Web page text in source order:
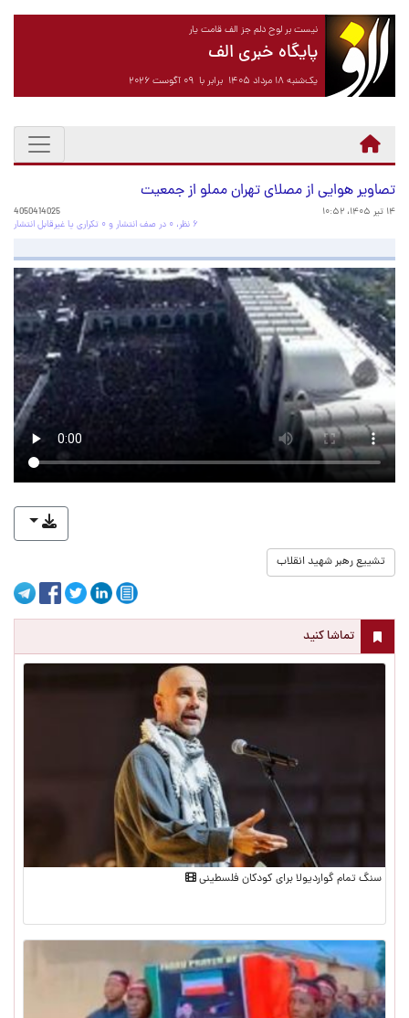
نیست بر لوح دلم جز الف قامت یار
پایگاه خبری الف
یک‌شنبه ۱۸ مرداد ۱۴۰۵ برابر با ۰۹ آگوست ۲۰۲۶
تصاویر هوایی از مصلای تهران مملو از جمعیت
۱۴ تیر ۱۴۰۵، ۱۰:۵۲
4050414025
۶ نظر، ۰ در صف انتشار و ۰ تکراری یا غیرقابل انتشار
تشییع رهبر شهید انقلاب
تماشا کنید
سنگ تمام گواردیولا برای کودکان فلسطینی